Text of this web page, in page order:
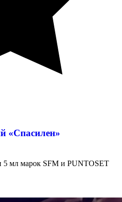
«Спасилен»
мл марок SFM и PUNTOSET